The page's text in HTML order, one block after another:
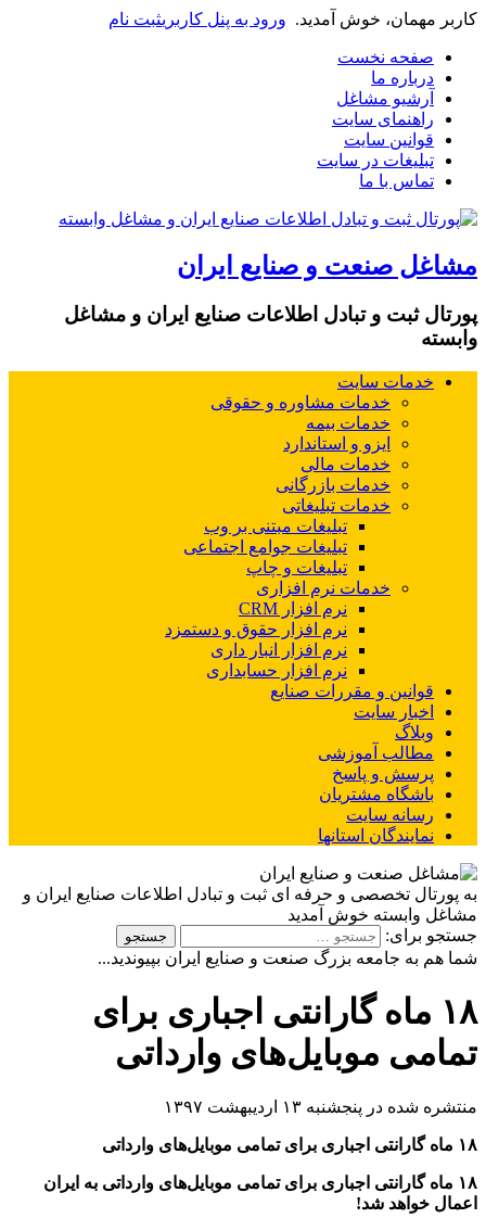
کاربر مهمان، خوش آمدید. ورود به پنل کاربریثبت نام
صفحه نخست
درباره ما
آرشیو مشاغل
راهنمای سایت
قوانین سایت
تبلیغات در سایت
تماس با ما
مشاغل صنعت و صنایع ایران
پورتال ثبت و تبادل اطلاعات صنایع ایران و مشاغل
وابسته
خدمات سایت
خدمات مشاوره و حقوقی
خدمات بیمه
ایزو و استاندارد
خدمات مالی
خدمات بازرگانی
خدمات تبلیغاتی
تبلیغات مبتنی بر وب
تبلیغات جوامع اجتماعی
تبلیغات و چاپ
خدمات نرم افزاری
نرم افزار CRM
نرم افزار حقوق و دستمزد
نرم افزار انبار داری
نرم افزار حسابداری
قوانین و مقررات صنایع
اخبار سایت
وبلاگ
مطالب آموزشی
پرسش و پاسخ
باشگاه مشتریان
رسانه سایت
نمایندگان استانها
به پورتال تخصصی و حرفه ای ثبت و تبادل اطلاعات صنایع ایران و
مشاغل وابسته خوش آمدید
جستجو برای:
شما هم به جامعه بزرگ صنعت و صنایع ایران بپیوندید...
۱۸ ماه گارانتی اجباری برای
تمامی موبایل‌های وارداتی
منتشره شده در پنجشنبه ۱۳ اردیبهشت ۱۳۹۷
۱۸ ماه گارانتی اجباری برای تمامی موبایل‌های وارداتی
۱۸ ماه گارانتی اجباری برای تمامی موبایل‌های وارداتی به ایران
اعمال خواهد شد!